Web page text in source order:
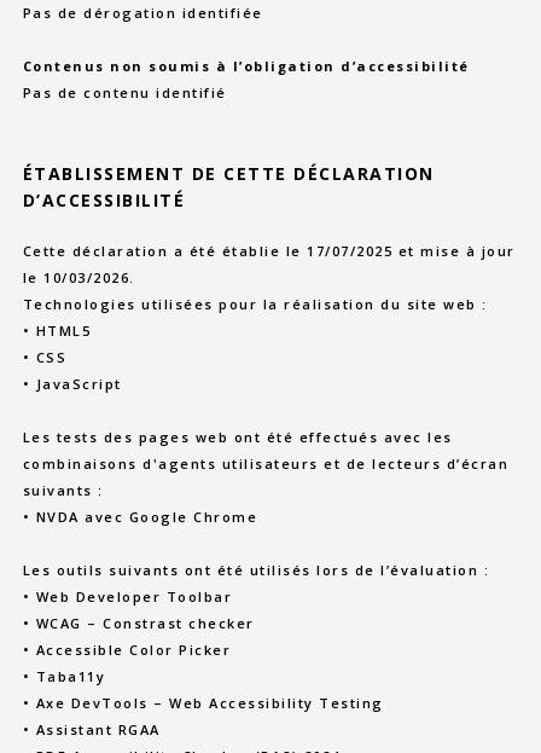
Pas de dérogation identifiée
Contenus non soumis à l’obligation d’accessibilité
Pas de contenu identifié
ÉTABLISSEMENT DE CETTE DÉCLARATION
D’ACCESSIBILITÉ
Cette déclaration a été établie le 17/07/2025 et mise à jour
le 10/03/2026.
Technologies utilisées pour la réalisation du site web :
• HTML5
• CSS
• JavaScript
Les tests des pages web ont été effectués avec les
combinaisons d'agents utilisateurs et de lecteurs d’écran
suivants :
• NVDA avec Google Chrome
Les outils suivants ont été utilisés lors de l’évaluation :
• Web Developer Toolbar
• WCAG – Constrast checker
• Accessible Color Picker
• Taba11y
• Axe DevTools – Web Accessibility Testing
• Assistant RGAA